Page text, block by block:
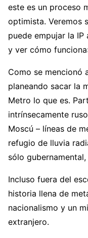
este es un proceso
optimista. Veremos
puede empujar la
y ver cómo
Como se mencionó
planeando sacar la
Metro lo que es.
intrínsecamente
Moscú – líneas de
refugio de lluvia
sólo
Incluso fuera del
historia llena de
nacionalismo y un
extranjero.